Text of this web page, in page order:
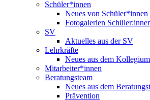
Schüler*innen
Neues von Schüler*innen
Fotogalerien
SV
Aktuelles aus der SV
Lehrkräfte
Neues aus dem Kollegium
Mitarbeiter*innen
Beratungsteam
Neues aus dem
Prävention